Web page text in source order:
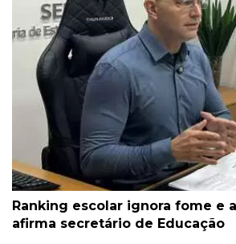
Ranking escolar ignora fome e
afirma secretário de Educação